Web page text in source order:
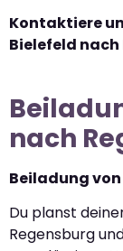
Kontaktiere
Bielefeld
nach
Beiladung
Du planst
Regensburg